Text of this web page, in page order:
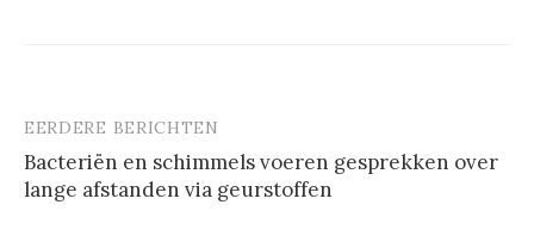
Berichtnavigatie
EERDERE BERICHTEN
Bacteriën en schimmels voeren gesprekken over
lange afstanden via geurstoffen